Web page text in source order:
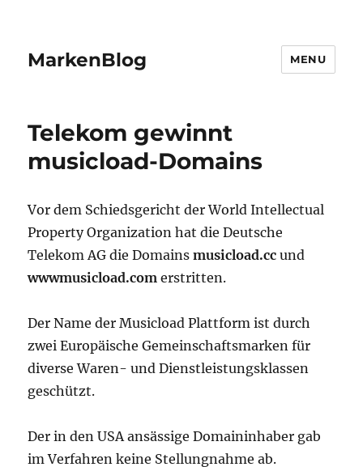
MarkenBlog MENU
Telekom gewinnt
musicload-Domains
Vor dem Schiedsgericht der World Intellectual
Property Organization hat die Deutsche
Telekom AG die Domainsmusicload.cc und
wwwmusicload.com erstritten.
Der Name der Musicload Plattform ist durch
zwei Europäische Gemeinschaftsmarken für
diverse Waren- und Dienstleistungsklassen
geschützt.
Der in den USA ansässige Domaininhaber gab
im Verfahren keine Stellungnahme ab.